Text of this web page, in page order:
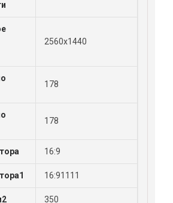
2560x1440
178
178
16:9
16:91111
350